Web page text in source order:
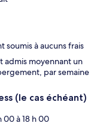
soumis à aucuns frais
admis moyennant un
par semaine
(le cas échéant)
00 à 18 h 00